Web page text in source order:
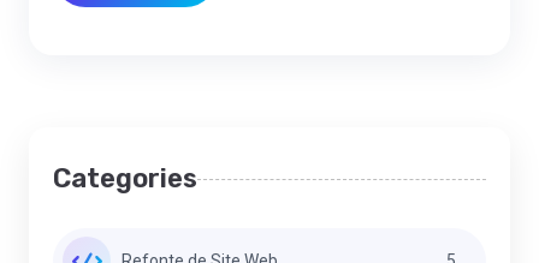
Categories